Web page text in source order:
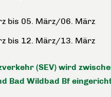
bis 05. März/06. März
bis 12. März/13. März
(SEV) wird
Bad Wildbad Bf